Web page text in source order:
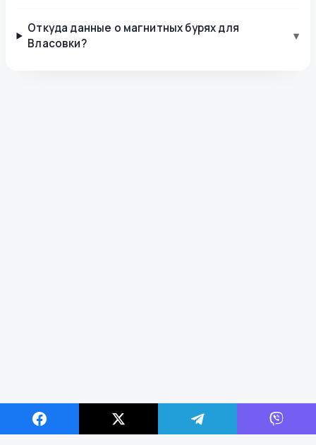
Откуда данные о магнитных бурях для
Власовки?
▾